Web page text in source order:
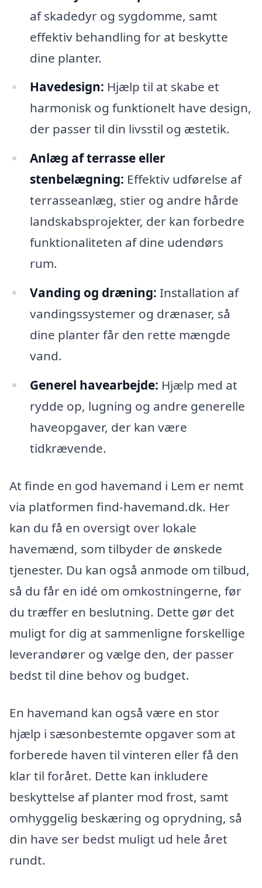
af skadedyr og sygdomme, samt
effektiv behandling for at beskytte
dine planter.
Havedesign: Hjælp til at skabe et
harmonisk og funktionelt have design,
der passer til din livsstil og æstetik.
Anlæg af terrasse eller
stenbelægning: Effektiv udførelse af
terrasseanlæg, stier og andre hårde
landskabsprojekter, der kan forbedre
funktionaliteten af dine udendørs
rum.
Vanding og dræning: Installation af
vandingssystemer og drænaser, så
dine planter får den rette mængde
vand.
Generel havearbejde: Hjælp med at
rydde op, lugning og andre generelle
haveopgaver, der kan være
tidkrævende.
At finde en god havemand i Lem er nemt
via platformen find-havemand.dk. Her
kan du få en oversigt over lokale
havemænd, som tilbyder de ønskede
tjenester. Du kan også anmode om tilbud,
så du får en idé om omkostningerne, før
du træffer en beslutning. Dette gør det
muligt for dig at sammenligne forskellige
leverandører og vælge den, der passer
bedst til dine behov og budget.
En havemand kan også være en stor
hjælp i sæsonbestemte opgaver som at
forberede haven til vinteren eller få den
klar til foråret. Dette kan inkludere
beskyttelse af planter mod frost, samt
omhyggelig beskæring og oprydning, så
din have ser bedst muligt ud hele året
rundt.